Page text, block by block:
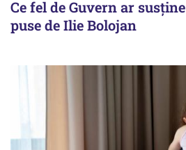
Ce fel de Guvern ar
puse de Ilie Bolojan